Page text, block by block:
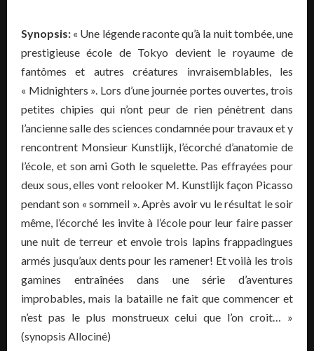
Synopsis: « Une légende raconte qu’à la nuit tombée, une
prestigieuse école de Tokyo devient le royaume de
fantômes et autres créatures invraisemblables, les
« Midnighters ». Lors d’une journée portes ouvertes, trois
petites chipies qui n’ont peur de rien pénètrent dans
l’ancienne salle des sciences condamnée pour travaux et y
rencontrent Monsieur Kunstlijk, l’écorché d’anatomie de
l’école, et son ami Goth le squelette. Pas effrayées pour
deux sous, elles vont relooker M. Kunstlijk façon Picasso
pendant son « sommeil ». Après avoir vu le résultat le soir
même, l’écorché les invite à l’école pour leur faire passer
une nuit de terreur et envoie trois lapins frappadingues
armés jusqu’aux dents pour les ramener! Et voilà les trois
gamines entraînées dans une série d’aventures
improbables, mais la bataille ne fait que commencer et
n’est pas le plus monstrueux celui que l’on croit… »
(synopsis Allociné)